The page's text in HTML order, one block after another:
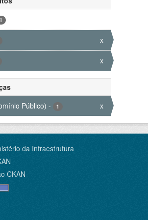
1
x
x
Público) - 1 x
da Infraestrutura
CKAN